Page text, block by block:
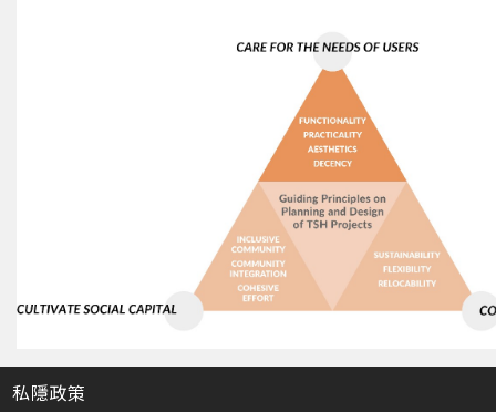
私隱政策